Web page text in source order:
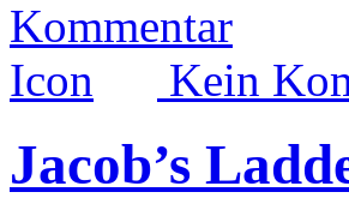
Kein
Jacob’s